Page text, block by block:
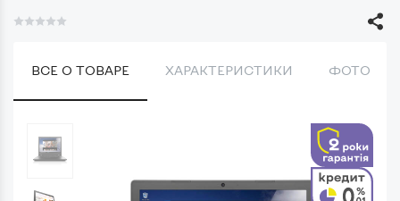
ВСЕ О ТОВАРЕ ХАРАКТЕРИСТИКИ ФОТО